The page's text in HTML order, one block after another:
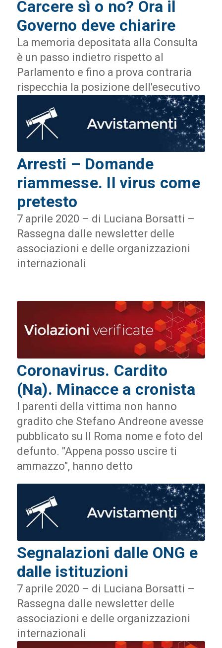
Carcere sì o no? Ora il
Governo deve chiarire
La memoria depositata alla Consulta
è un passo indietro rispetto al
Parlamento e fino a prova contraria
rispecchia la posizione dell'esecutivo
Arresti – Domande
riammesse. Il virus come
pretesto
7 aprile 2020 – di Luciana Borsatti –
Rassegna dalle newsletter delle
associazioni e delle organizzazioni
internazionali
Coronavirus. Cardito
(Na). Minacce a cronista
I parenti della vittima non hanno
gradito che Stefano Andreone avesse
pubblicato su Il Roma nome e foto del
defunto. "Appena posso uscire ti
ammazzo", hanno detto
Segnalazioni dalle ONG e
dalle istituzioni
7 aprile 2020 – di Luciana Borsatti –
Rassegna dalle newsletter delle
associazioni e delle organizzazioni
internazionali